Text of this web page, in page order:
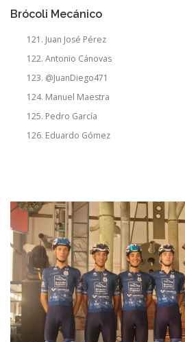
Brócoli Mecánico
Juan José Pérez
Antonio Cánovas
@JuanDiego471
Manuel Maestra
Pedro García
Eduardo Gómez